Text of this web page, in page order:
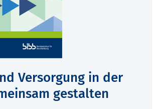
Versorgung in der
gestalten